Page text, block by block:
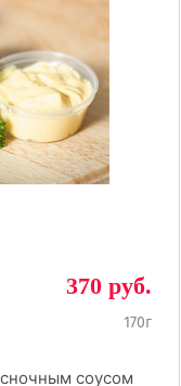
370 руб.
170г
соусом